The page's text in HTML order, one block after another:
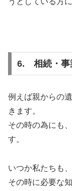
6. 相続・事
例えば親からの
きます。
その時の為にも、
す。
いつか私たちも
その時に必要な